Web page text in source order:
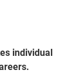
individual